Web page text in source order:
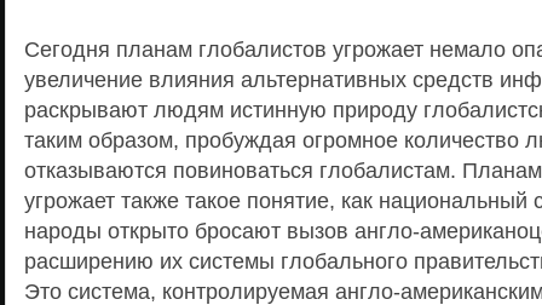
Сегодня планам глобалистов угрожает немало
увеличение влияния альтернативных средств
раскрывают людям истинную природу
таким образом, пробуждая огромное количество
отказываются повиноваться глобалистам.
угрожает также такое понятие, как национальный
народы открыто бросают вызов англо-
расширению их системы глобального
Это система, контролируемая англо-